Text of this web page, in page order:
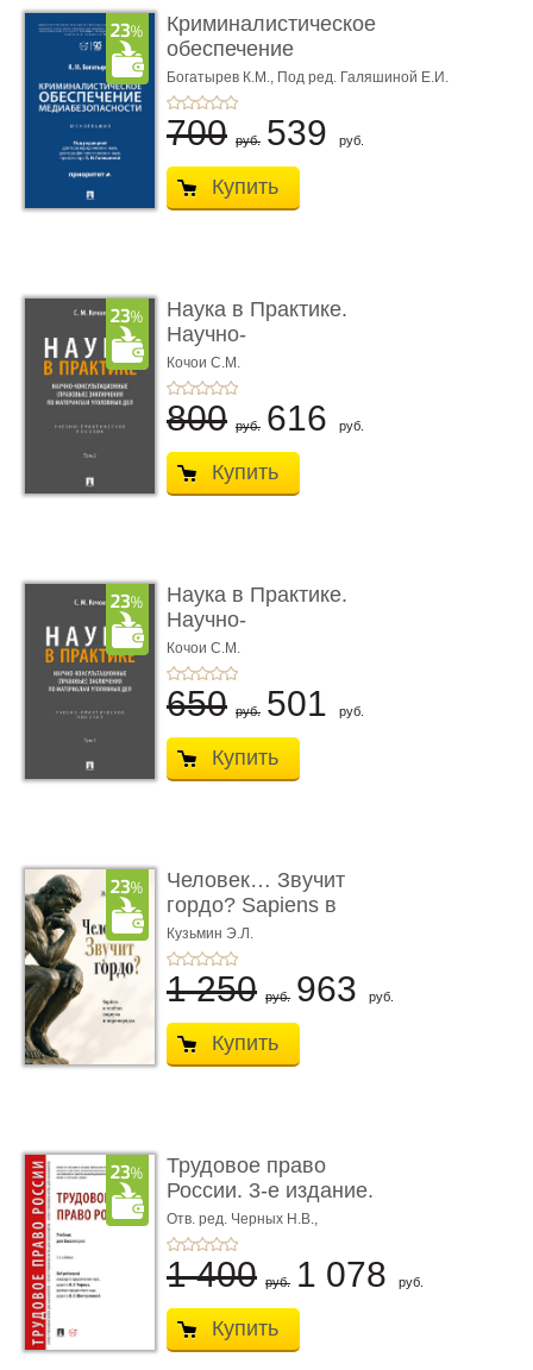
Криминалистическое
обеспечение
медиабезопас� ...
Богатырев К.М., Под ред. Галяшиной Е.И.
700 руб. 539 руб.
Купить
Наука в Практике.
Научно-
консультационные (пра
...
Кочои С.М.
800 руб. 616 руб.
Купить
Наука в Практике.
Научно-
консультационные (пра
...
Кочои С.М.
650 руб. 501 руб.
Купить
Человек… Звучит
гордо? Sapiens в
тенётах социума � ...
Кузьмин Э.Л.
1 250 руб. 963 руб.
Купить
Трудовое право
России. 3-е издание.
Учебник для ...
Отв. ред. Черных Н.В.,
Шестерякова И.В.
1 400 руб. 1 078 руб.
Купить